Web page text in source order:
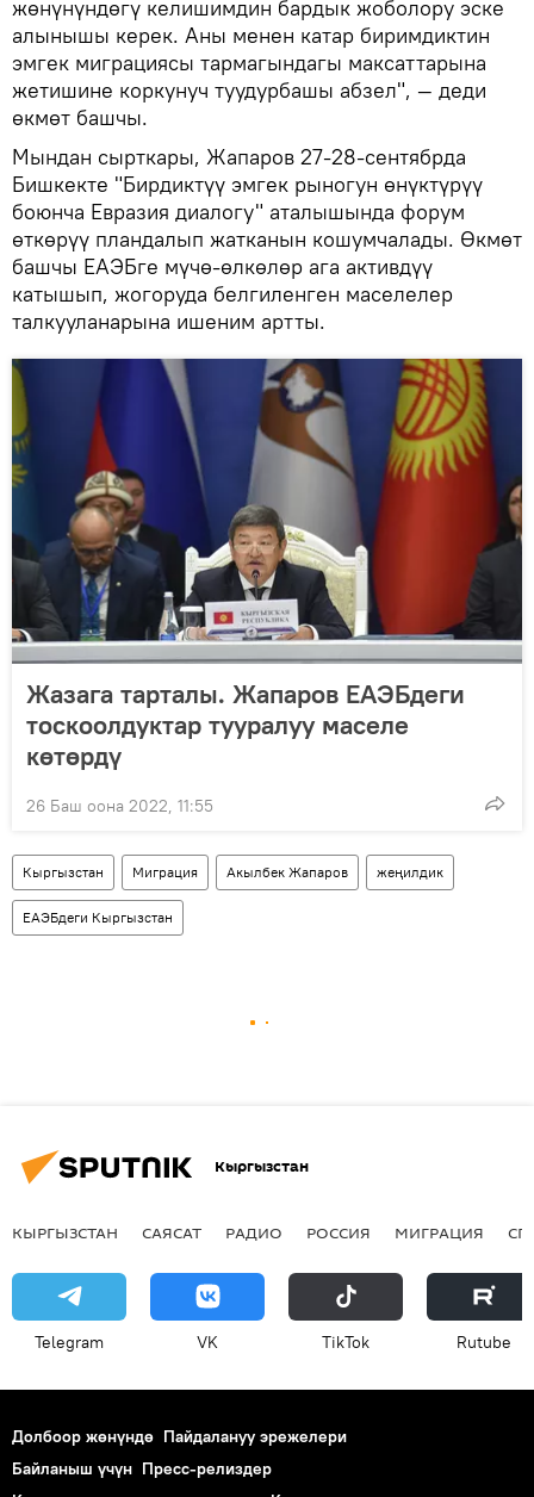
жөнүнүндөгү келишимдин бардык жоболору эске
алынышы керек. Аны менен катар биримдиктин
эмгек миграциясы тармагындагы максаттарына
жетишине коркунуч туудурбашы абзел", — деди
өкмөт башчы.
Мындан сырткары, Жапаров 27-28-сентябрда
Бишкекте "Бирдиктүү эмгек рыногун өнүктүрүү
боюнча Евразия диалогу" аталышында форум
өткөрүү пландалып жатканын кошумчалады. Өкмөт
башчы ЕАЭБге мүчө-өлкөлөр ага активдүү
катышып, жогоруда белгиленген маселелер
талкууланарына ишеним артты.
Жазага тарталы. Жапаров ЕАЭБдеги
тоскоолдуктар тууралуу маселе
көтөрдү
26 Баш оона 2022, 11:55
Кыргызстан Миграция Акылбек Жапаров жеңилдик
ЕАЭБдеги Кыргызстан
Кыргызстан
КЫРГЫЗСТАН САЯСАТ РАДИО РОССИЯ МИГРАЦИЯ
Telegram VK ТikТоk Rutube
Долбоор жөнүндө Пайдалануу эрежелери
Байланыш үчүн Пресс-релиздер